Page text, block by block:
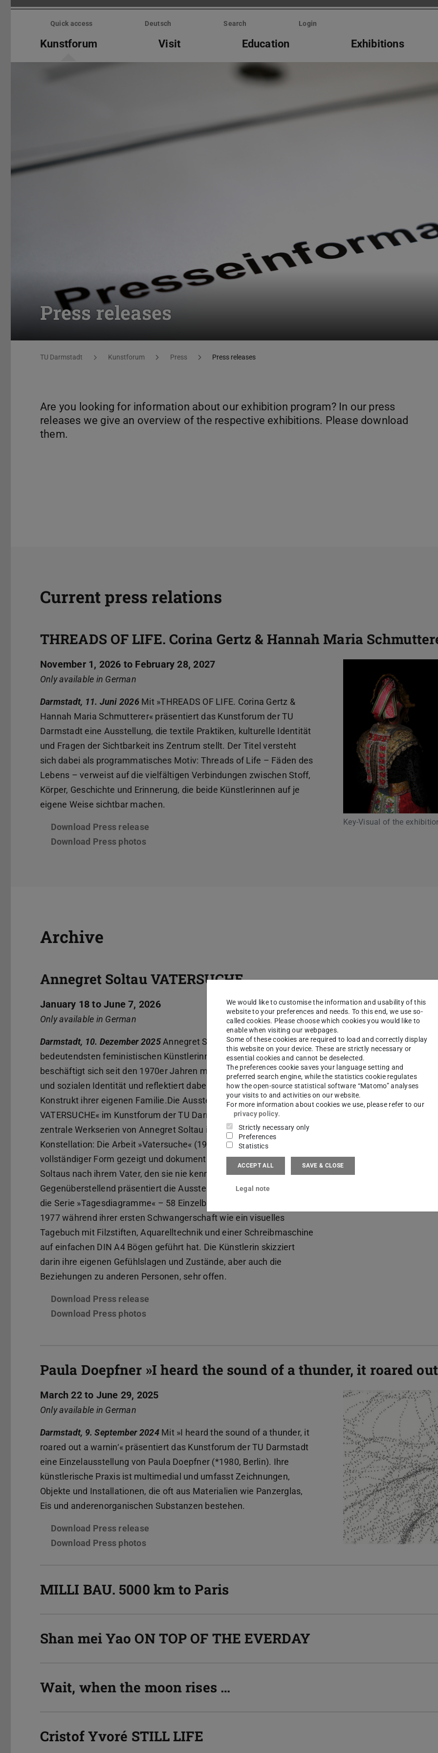
Skip
Quick access Deutsch Search Login
Kunstforum Visit Education Exhibitions
Press releases
You are here:
TU Darmstadt Kunstforum Press Press releases
Are you looking for information about our exhibition program? In our press
releases we give an overview of the respective exhibitions. Please download
them.
Current press relations
THREADS OF LIFE. Corina Gertz & Hannah Maria
November 1, 2026 to February 28, 2027
Only available in German
Darmstadt, 11. Juni 2026 Mit »THREADS OF LIFE. Corina Gertz &
Hannah Maria Schmutterer« präsentiert das Kunstforum der TU
Darmstadt eine Ausstellung, die textile Praktiken, kulturelle Identität
und Fragen der Sichtbarkeit ins Zentrum stellt. Der Titel versteht
sich dabei als programmatisches Motiv: Threads of Life – Fäden des
Lebens – verweist auf die vielfältigen Verbindungen zwischen Stoff,
Körper, Geschichte und Erinnerung, die beide Künstlerinnen auf je
eigene Weise sichtbar machen.
Download Press release
Download Press photos
Key-Visual of the
Archive
Annegret Soltau VATERSUCHE
January 18 to June 7, 2026
Only available in German
Darmstadt, 10. Dezember 2025 Annegret Soltau gehört zu den
bedeutendsten feministischen Künstlerinnen der Gegenwart. Sie
beschäftigt sich seit den 1970er­ Jahren mit Fragen der persönlichen
und sozialen Identität und reflektiert dabei ihre Position als Frau im
Konstrukt ihrer eigenen Familie.Die Ausstellung »Annegret Soltau
VATERSUCHE« im Kunstforum der TU Darmstadt präsentiert zwei
zentrale Werkserien von Annegret Soltau in einer besonderen
Konstellation: Die Arbeit »Vatersuche« (1988–heute) wird in
vollständiger Form gezeigt und dokumentiert die Suche Annegret
Soltaus nach ihrem Vater, den sie nie kennengelernt hat.
Gegenüberstellend präsentiert die Ausstellung erstmals überhaupt
die Serie »Tagesdiagramme« – 58 Einzelblätter, die die Künstlerin
1977 während ihrer ersten Schwangerschaft wie ein visuelles
Tagebuch mit Filzstiften, Aquarelltechnik und einer Schreibmaschine
auf einfachen DIN A4 Bögen geführt hat. Die Künstlerin skizziert
darin ihre eigenen Gefühlslagen und Zustände, aber auch die
Beziehungen zu anderen Personen, sehr offen.
Download Press release
Download Press photos
Key-Visual of the
Paula Doepfner »I heard the sound of a thunder, it roared
March 22 to June 29, 2025
Only available in German
Darmstadt, 9. September 2024 Mit »I heard the sound of a thunder, it
roared out a warnin‘« präsentiert das Kunstforum der TU Darmstadt
eine Einzelausstellung von Paula Doepfner (*1980, Berlin). Ihre
künstlerische Praxis ist multimedial und umfasst Zeichnungen,
Objekte und Installationen, die oft aus Materialien wie Panzerglas,
Eis und anderenorganischen Substanzen bestehen.
Download Press release
Download Press photos
MILLI BAU. 5000 km to Paris
Shan mei Yao ON TOP OF THE EVERDAY
Wait, when the moon rises …
Cristof Yvoré STILL LIFE
We would like to customise the information and usability of this
website to your preferences and needs. To this end, we use so-
called cookies. Please choose which cookies you would like to
enable when visiting our webpages.
Some of these cookies are required to load and correctly display
this website on your device. These are strictly necessary or
essential cookies and cannot be deselected.
The preferences cookie saves your language setting and
preferred search engine, while the statistics cookie regulates
how the open-source statistical software “Matomo” analyses
your visits to and activities on our website.
For more information about cookies we use, please refer to our
privacy policy.
Strictly necessary only
Preferences
Statistics
ACCEPT ALL SAVE & CLOSE
Legal note